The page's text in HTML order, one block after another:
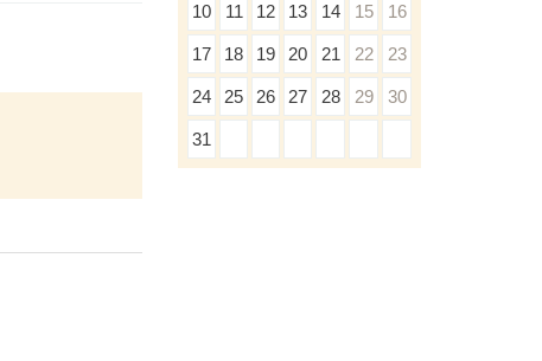
10 11 12 13 14 15 16
17 18 19 20 21 22 23
24 25 26 27 28 29 30
31